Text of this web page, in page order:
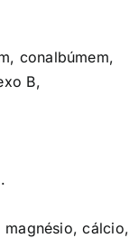
conalbúmem,
B,
cálcio,